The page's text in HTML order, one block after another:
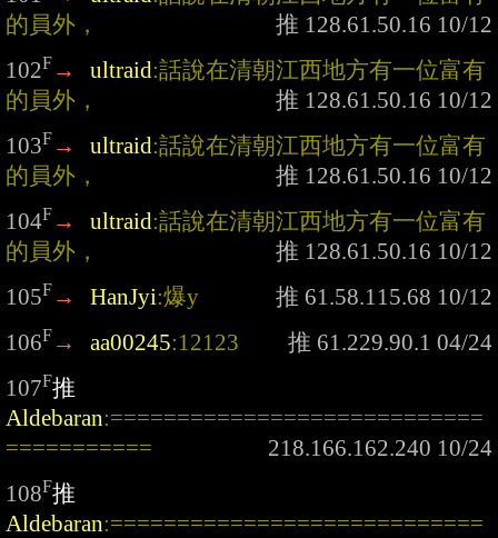
的員外，
102F → ultraid:話說在清朝江西地方有一位富有
的員外，
103F → ultraid:話說在清朝江西地方有一位富有
的員外，
104F → ultraid:話說在清朝江西地方有一位富有
的員外，
105F → HanJyi:爆y
106F → aa00245:12123
107F推
Aldebaran:============================
===========
108F推
Aldebaran:============================